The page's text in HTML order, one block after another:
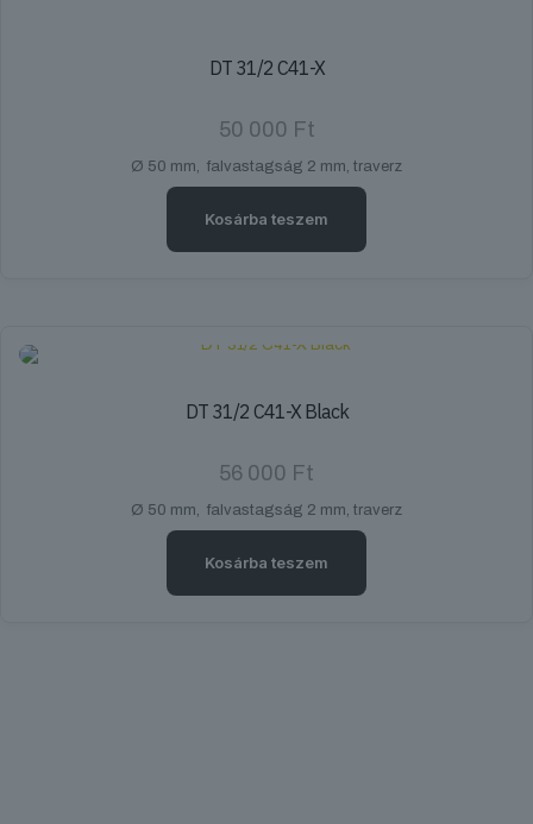
DT 31/2 C41-X
50 000 Ft
Ø 50 mm, falvastagság 2 mm, traverz
Kosárba teszem
DT 31/2 C41-X Black
56 000 Ft
Ø 50 mm, falvastagság 2 mm, traverz
Kosárba teszem